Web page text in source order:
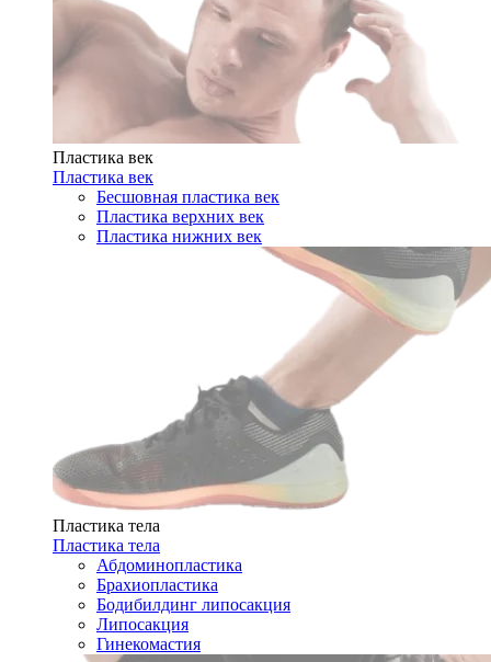
Пластика век
Пластика век
Бесшовная пластика век
Пластика верхних век
Пластика нижних век
Пластика тела
Пластика тела
Абдоминопластика
Брахиопластика
Бодибилдинг липосакция
Липосакция
Гинекомастия